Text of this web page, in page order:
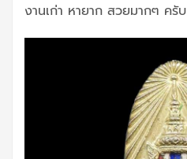
งานเก่า หายาก สวยมากๆ ครับ